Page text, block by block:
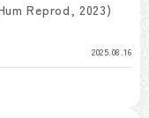
Reprod, 2023)
2025.08.16